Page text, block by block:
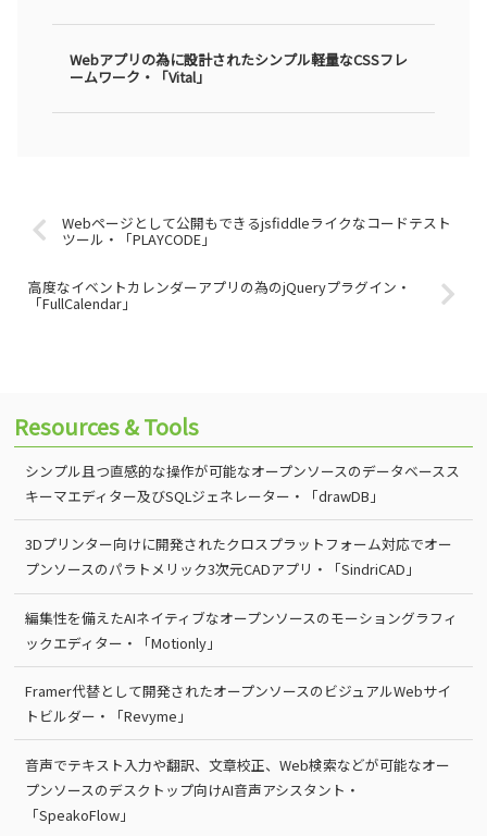
Webアプリの為に設計されたシンプル軽量なCSSフレ
ームワーク・「Vital」
Webページとして公開もできるjsfiddleライクなコードテスト
ツール・「PLAYCODE」
高度なイベントカレンダーアプリの為のjQueryプラグイン・
「FullCalendar」
Resources & Tools
シンプル且つ直感的な操作が可能なオープンソースのデータベースス
キーマエディター及びSQLジェネレーター・「drawDB」
3Dプリンター向けに開発されたクロスプラットフォーム対応でオー
プンソースのパラトメリック3次元CADアプリ・「SindriCAD」
編集性を備えたAIネイティブなオープンソースのモーショングラフィ
ックエディター・「Motionly」
Framer代替として開発されたオープンソースのビジュアルWebサイ
トビルダー・「Revyme」
音声でテキスト入力や翻訳、文章校正、Web検索などが可能なオー
プンソースのデスクトップ向けAI音声アシスタント・
「SpeakoFlow」